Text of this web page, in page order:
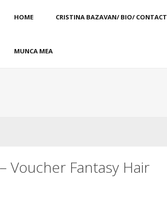
HOME CRISTINA BAZAVAN/ BIO/ CONTACT
MUNCA MEA
Voucher Fantasy Hair